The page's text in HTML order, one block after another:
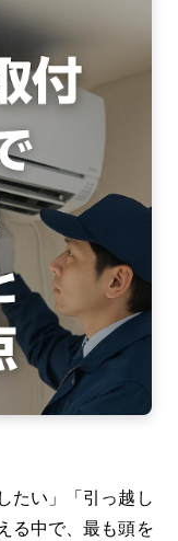
たい」「引っ越し
る中で、最も頭を